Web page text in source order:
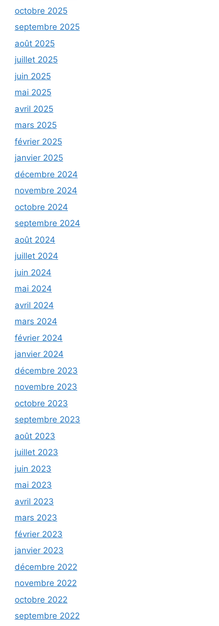
octobre 2025
septembre 2025
août 2025
juillet 2025
juin 2025
mai 2025
avril 2025
mars 2025
février 2025
janvier 2025
décembre 2024
novembre 2024
octobre 2024
septembre 2024
août 2024
juillet 2024
juin 2024
mai 2024
avril 2024
mars 2024
février 2024
janvier 2024
décembre 2023
novembre 2023
octobre 2023
septembre 2023
août 2023
juillet 2023
juin 2023
mai 2023
avril 2023
mars 2023
février 2023
janvier 2023
décembre 2022
novembre 2022
octobre 2022
septembre 2022